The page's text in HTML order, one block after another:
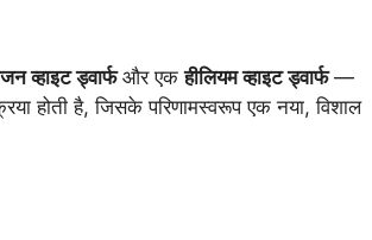
व्हाइट ड्वार्फऔर एकहीलियम व्हाइट ड्वार्फ—
होती है, जिसके परिणामस्वरूप एक नया, विशाल